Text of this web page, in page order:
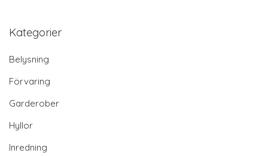
Kategorier
Belysning
Förvaring
Garderober
Hyllor
Inredning